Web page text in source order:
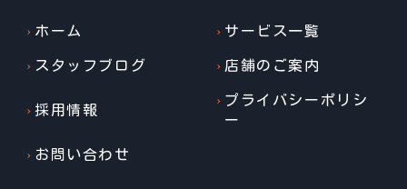
ホーム サービス一覧
スタッフブログ 店舗のご案内
採用情報
プライバシーポリシ
ー
お問い合わせ